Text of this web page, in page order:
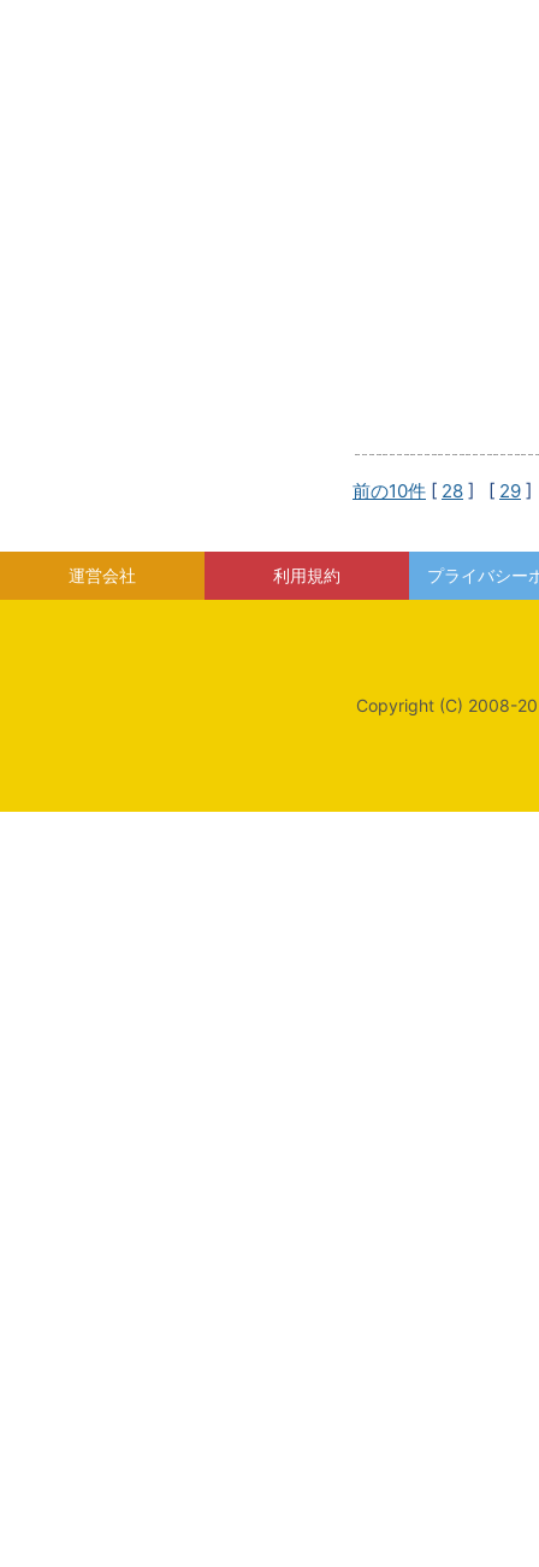
前の10件 [ 28 ] [ 29
運営会社 利用規約 プライバシー
Copyright (C) 2008-